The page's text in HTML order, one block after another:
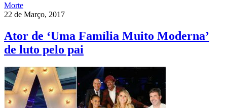
Morte
22 de Março, 2017
Ator de ‘Uma Família Muito Moderna’
de luto pelo pai